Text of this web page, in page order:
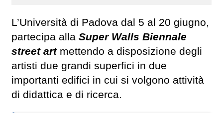
L’Università di Padova dal 5 al 20 giugno,
partecipa alla Super Walls Biennale
street art mettendo a disposizione degli
artisti due grandi superfici in due
importanti edifici in cui si volgono attività
di didattica e di ricerca.